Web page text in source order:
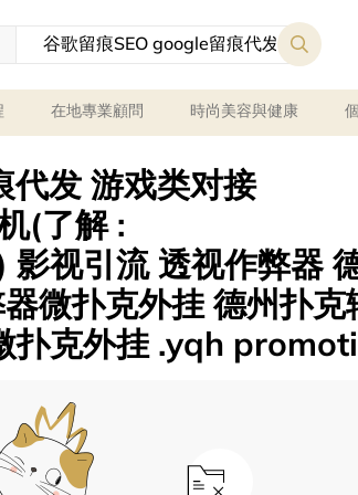
在地專業顧問 時尚美容與健康
发 游戏类对接
(了解 :
引流 透视作弊器
微扑克外挂 德州扑克
扑克外挂 .yqh